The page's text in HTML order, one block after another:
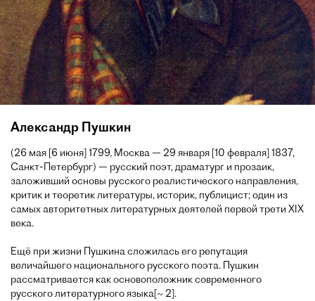
Александр Пушкин
(26 мая [6 июня] 1799, Москва — 29 января [10 февраля] 1837,
Санкт-Петербург) — русский поэт, драматург и прозаик,
заложивший основы русского реалистического направления,
критик и теоретик литературы, историк, публицист; один из
самых авторитетных литературных деятелей первой трети XIX
века.
Ещё при жизни Пушкина сложилась его репутация
величайшего национального русского поэта. Пушкин
рассматривается как основоположник современного
русского литературного языка[~ 2].